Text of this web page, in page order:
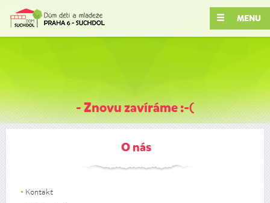
MENU
- Znovu zavíráme :-(
O nás
Kontakt